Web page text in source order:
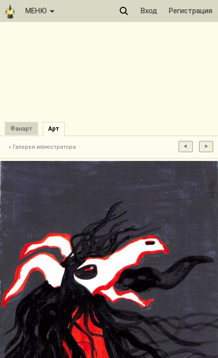
МЕНЮ Вход Регистрация
Фанарт Арт
« Галерея иллюстратора